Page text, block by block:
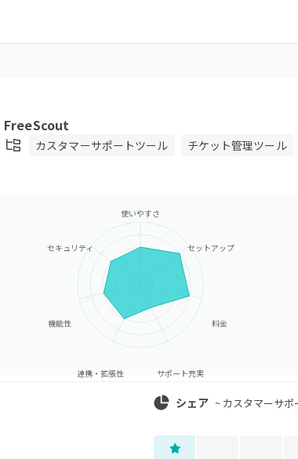
FreeScout
カスタマーサポートツール チケット管理ツール
使いやすさ
セットアップ
料金
サポート充実
連携・拡張性
機能性
セキュリティ
シェア ~ カスタマーサポ